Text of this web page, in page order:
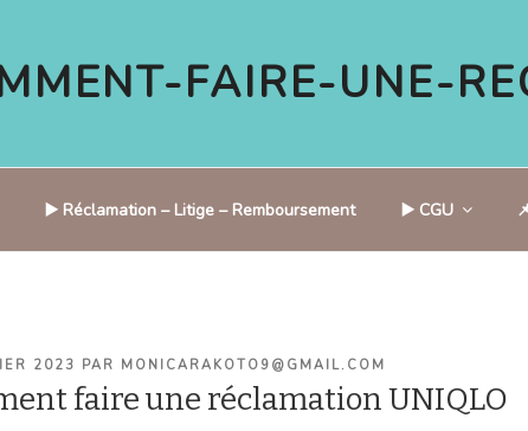
FAIRE-UNE-
▶️ Réclamation – Litige – Remboursement ▶️ CGU
2023 PAR MONICARAKOTO9@GMAIL.COM
faire une réclamation UNIQLO